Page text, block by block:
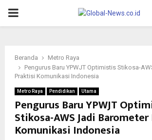
PRIMARY
Beranda
Metro Raya
Pengurus Baru YPWJT Optimistis Stikosa-
Praktisi Komunikasi Indonesia
Metro Raya Pendidikan Utama
Pengurus Baru YPWJT
Stikosa-AWS Jadi
Komunikasi Indonesia